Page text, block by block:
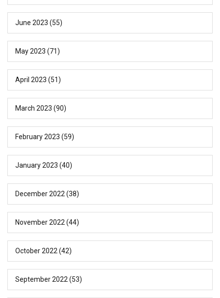
June 2023 (55)
May 2023 (71)
April 2023 (51)
March 2023 (90)
February 2023 (59)
January 2023 (40)
December 2022 (38)
November 2022 (44)
October 2022 (42)
September 2022 (53)